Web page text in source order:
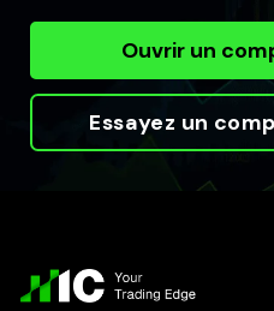
Ouvrir un
Essayez un